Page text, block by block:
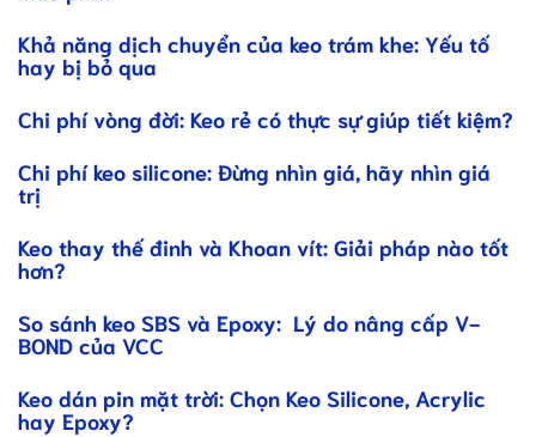
Khả năng dịch chuyển của keo trám khe: Yếu tố
hay bị bỏ qua
Chi phí vòng đời: Keo rẻ có thực sự giúp tiết kiệm?
Chi phí keo silicone: Đừng nhìn giá, hãy nhìn giá
trị
Keo thay thế đinh và Khoan vít: Giải pháp nào tốt
hơn?
So sánh keo SBS và Epoxy: Lý do nâng cấp V-
BOND của VCC
Keo dán pin mặt trời: Chọn Keo Silicone, Acrylic
hay Epoxy?